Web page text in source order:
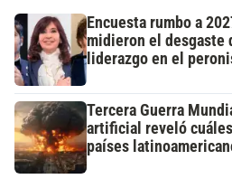
Encuesta rumbo a
midieron el desgaste
liderazgo en el
Tercera Guerra
artificial reveló
países